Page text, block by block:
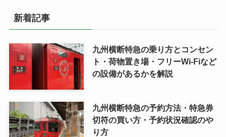
新着記事
九州横断特急の乗り方とコンセン
ト・荷物置き場・フリーWi-Fiなど
の設備があるかを解説
九州横断特急の予約方法・特急券
切符の買い方・予約状況確認のや
り方